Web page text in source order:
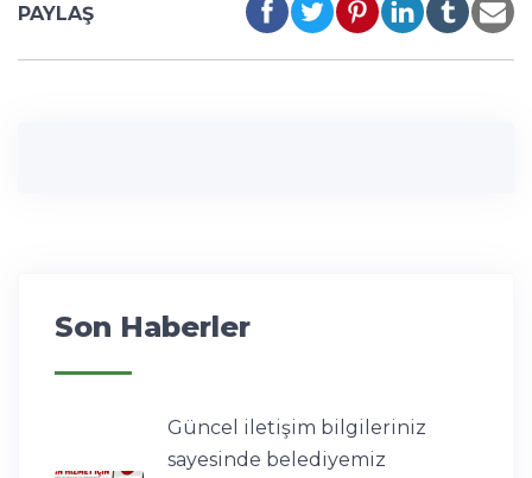
PAYLAŞ
Son Haberler
Güncel iletişim bilgileriniz
sayesinde belediyemiz